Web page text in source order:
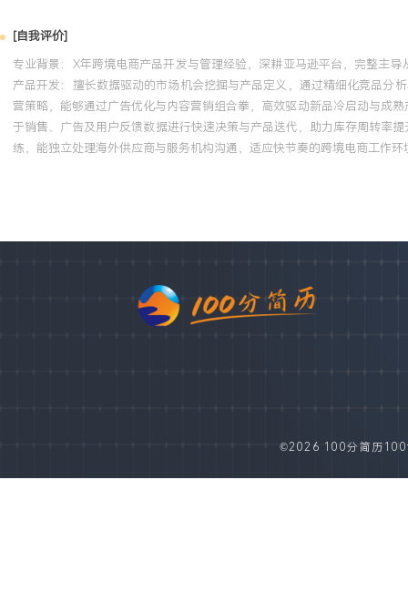
[自我评价]
专业背景：X年跨境电商产品开发与管理经验，深耕亚马逊平台，完整主
产品开发：擅长数据驱动的市场机会挖掘与产品定义，通过精细化竞品分
营策略，能够通过广告优化与内容营销组合拳，高效驱动新品冷启动与成
于销售、广告及用户反馈数据进行快速决策与产品迭代，助力库存周转率
练，能独立处理海外供应商与服务机构沟通，适应快节奏的跨境电商工作环
©2026 100分简历